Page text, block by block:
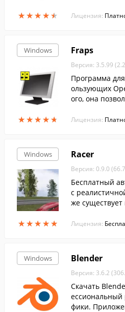
★★★★★
★★★★★
ии Spore вы
себя загадку
еповторимой
остейшую
ите сложный
т разум, волю
илизацию.
Лицензия:
Windows
★★★★★
★★★★★
Fraps
Версия: 3.5.99
Программа для
ользующих
ого, она
с экрана
Лицензия:
Windows
★★★★★
★★★★★
Racer
Версия: 0.9.0
Бесплатный
с
же
овать по
Лицензия:
Windows Blender
Версия: 3.6.2
Скачать
ессиональный
фики.